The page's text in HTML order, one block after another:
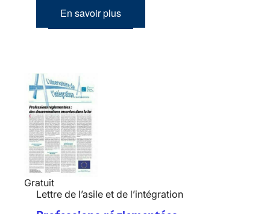
En savoir plus
Gratuit
Lettre de l’asile et de l’intégration